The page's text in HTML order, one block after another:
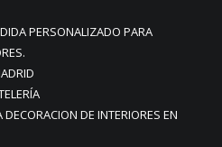
PERSONALIZADO PARA
DE INTERIORES EN